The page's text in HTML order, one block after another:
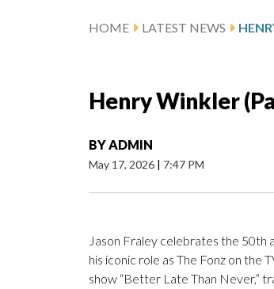
HOME LATEST NEWS
Henry Winkler
BYADMIN
May 17, 2026 | 7:47 PM
Jason Fraley celebrates the
his iconic role as The Fonz on the
show “Better Late Than Never,”